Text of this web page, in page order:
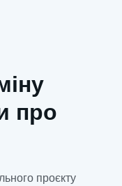
про
проєкту